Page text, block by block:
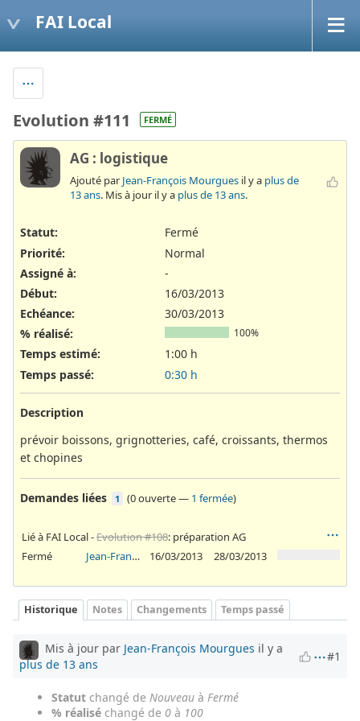
FAI Local
Evolution #111 FERMÉ
AG : logistique
Ajouté par Jean-François Mourgues il y a plus de
13 ans. Mis à jour il y a plus de 13 ans.
Statut:
Fermé
Priorité:
Normal
Assigné à:
-
Début:
16/03/2013
Echéance:
30/03/2013
% réalisé:
100%
Temps estimé:
1:00 h
Temps passé:
0:30 h
Description
prévoir boissons, grignotteries, café, croissants, thermos
et chopines
Demandes liées 1 (0 ouverte— 1 fermée)
Lié à FAI Local -Evolution #108: préparation AG
Fermé
Jean-François Mourgues 16/03/2013 28/03/2013
Historique Notes Changements Temps passé
Mis à jour par Jean-François Mourgues il y a
plus de 13 ans
#1
Statut changé de Nouveau à Fermé
% réalisé changé de 0 à 100